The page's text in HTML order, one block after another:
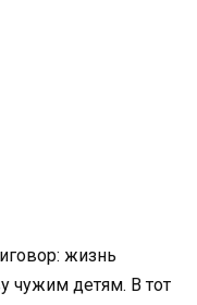
жизнь
чужим детям. В тот